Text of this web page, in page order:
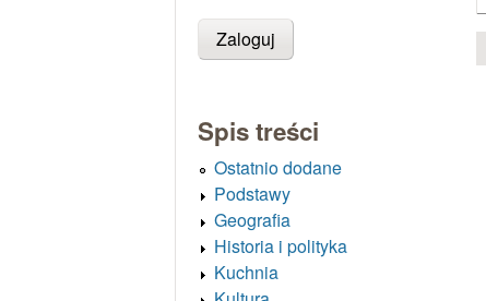
Spis treści
Ostatnio dodane
Podstawy
Geografia
Historia i polityka
Kuchnia